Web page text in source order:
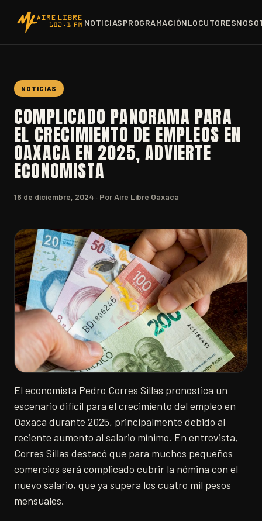
NOTICIASPROGRAMACIÓNLOCUTORES
NOTICIAS
COMPLICADO PANORAMA PARA
EL CRECIMIENTO DE EMPLEOS EN
OAXACA EN 2025, ADVIERTE
ECONOMISTA
16 de diciembre, 2024 · Por Aire Libre Oaxaca
El economista Pedro Corres Sillas pronostica un
escenario difícil para el crecimiento del empleo en
Oaxaca durante 2025, principalmente debido al
reciente aumento al salario mínimo. En entrevista,
Corres Sillas destacó que para muchos pequeños
comercios será complicado cubrir la nómina con el
nuevo salario, que ya supera los cuatro mil pesos
mensuales.